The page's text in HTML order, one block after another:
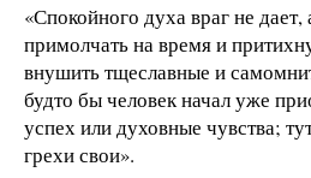
«Спокойного духа враг не
примолчать на время и
внушить тщеславные и
будто бы человек начал уже
успех или духовные чувства;
грехи свои».